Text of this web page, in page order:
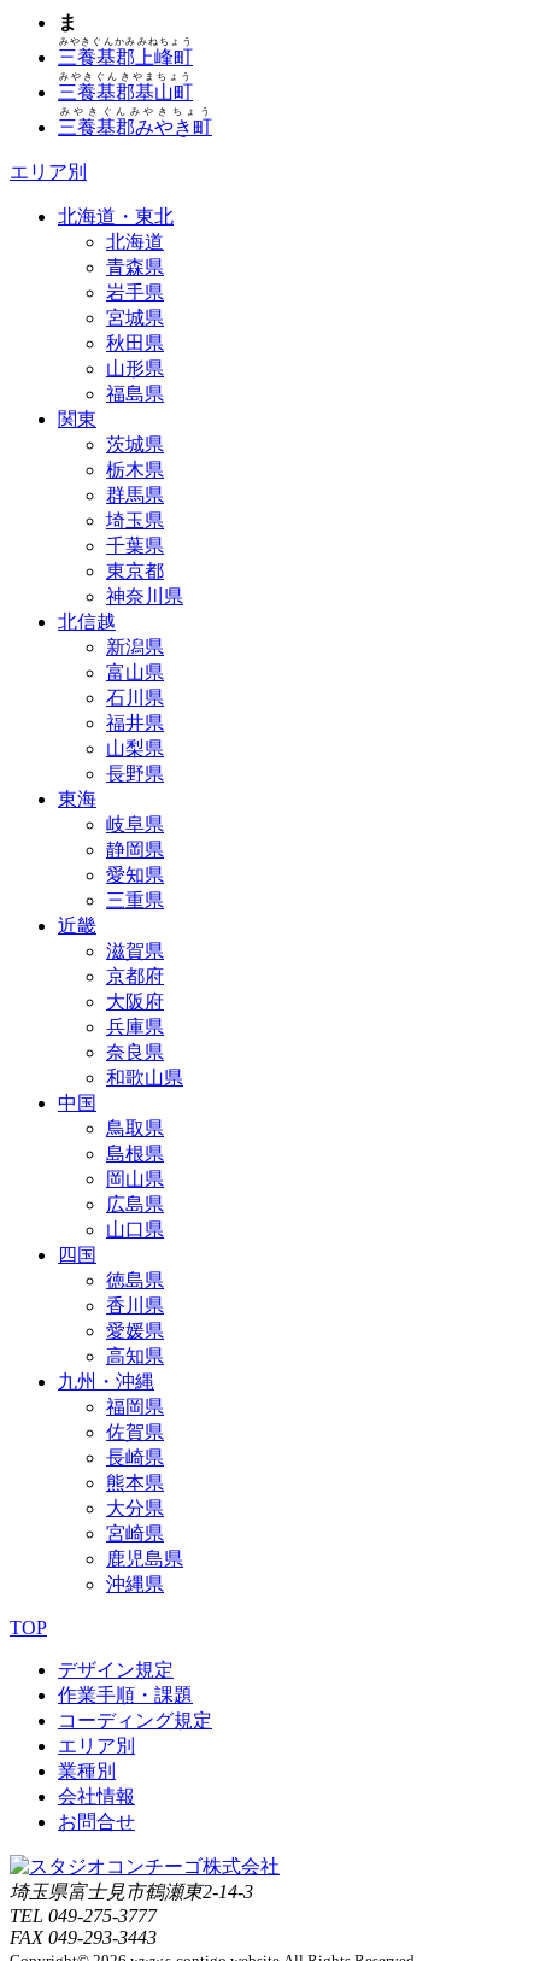
ま
三養基郡上峰町
みやきぐんかみみねちょう
三養基郡基山町
みやきぐんきやまちょう
三養基郡みやき町
みやきぐんみやきちょう
エリア別
北海道・東北
北海道
青森県
岩手県
宮城県
秋田県
山形県
福島県
関東
茨城県
栃木県
群馬県
埼玉県
千葉県
東京都
神奈川県
北信越
新潟県
富山県
石川県
福井県
山梨県
長野県
東海
岐阜県
静岡県
愛知県
三重県
近畿
滋賀県
京都府
大阪府
兵庫県
奈良県
和歌山県
中国
鳥取県
島根県
岡山県
広島県
山口県
四国
徳島県
香川県
愛媛県
高知県
九州・沖縄
福岡県
佐賀県
長崎県
熊本県
大分県
宮崎県
鹿児島県
沖縄県
TOP
デザイン規定
作業手順・課題
コーディング規定
エリア別
業種別
会社情報
お問合せ
埼玉県富士見市鶴瀬東2-14-3
TEL 049-275-3777
FAX 049-293-3443